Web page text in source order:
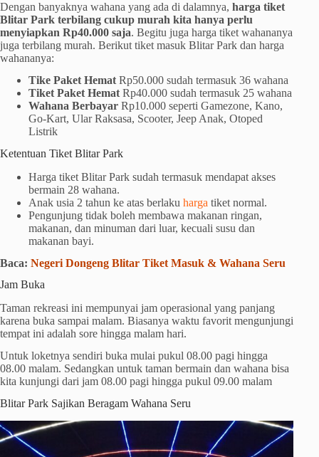
Dengan banyaknya wahana yang ada di dalamnya, harga tiket
Blitar Park terbilang cukup murah kita hanya perlu
menyiapkan Rp40.000 saja. Begitu juga harga tiket wahananya
juga terbilang murah. Berikut tiket masuk Blitar Park dan harga
wahananya:
Tike Paket Hemat Rp50.000 sudah termasuk 36 wahana
Tiket Paket Hemat Rp40.000 sudah termasuk 25 wahana
Wahana Berbayar Rp10.000 seperti Gamezone, Kano,
Go-Kart, Ular Raksasa, Scooter, Jeep Anak, Otoped
Listrik
Ketentuan Tiket Blitar Park
Harga tiket Blitar Park sudah termasuk mendapat akses
bermain 28 wahana.
Anak usia 2 tahun ke atas berlaku harga tiket normal.
Pengunjung tidak boleh membawa makanan ringan,
makanan, dan minuman dari luar, kecuali susu dan
makanan bayi.
Baca: Negeri Dongeng Blitar Tiket Masuk & Wahana Seru
Jam Buka
Taman rekreasi ini mempunyai jam operasional yang panjang
karena buka sampai malam. Biasanya waktu favorit mengunjungi
tempat ini adalah sore hingga malam hari.
Untuk loketnya sendiri buka mulai pukul 08.00 pagi hingga
08.00 malam. Sedangkan untuk taman bermain dan wahana bisa
kita kunjungi dari jam 08.00 pagi hingga pukul 09.00 malam
Blitar Park Sajikan Beragam Wahana Seru